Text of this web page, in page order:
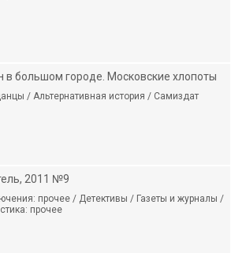
в большом городе. Московские хлопоты
/ Альтернативная история / Самиздат
2011 №9
прочее / Детективы / Газеты и журналы /
прочее